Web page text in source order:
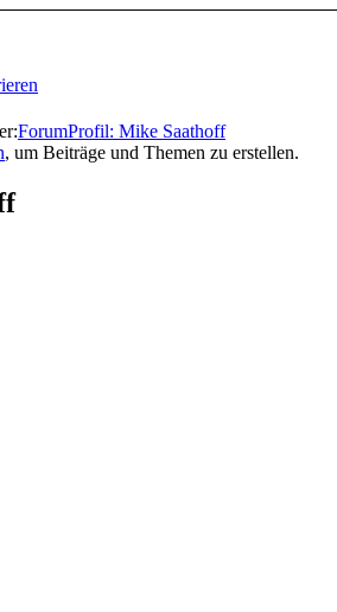
ForumProfil: Mike Saathoff
, um Beiträge und Themen zu erstellen.